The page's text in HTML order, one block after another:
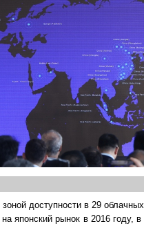
зоной доступности в 29
японский рынок в 2016